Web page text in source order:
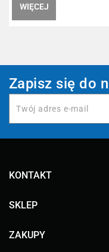
WIĘCEJ
Zapisz się do
KONTAKT
SKLEP
ZAKUPY